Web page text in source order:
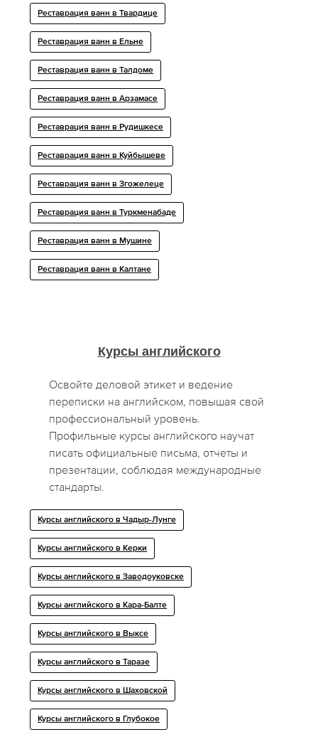
Реставрация ванн в Твардице
Реставрация ванн в Ельне
Реставрация ванн в Талдоме
Реставрация ванн в Арзамасе
Реставрация ванн в Рудишкесе
Реставрация ванн в Куйбышеве
Реставрация ванн в Згожелеце
Реставрация ванн в Туркменабаде
Реставрация ванн в Мушине
Реставрация ванн в Калтане
Курсы английского
Освойте деловой этикет и ведение
переписки на английском, повышая свой
профессиональный уровень.
Профильные курсы английского научат
писать официальные письма, отчеты и
презентации, соблюдая международные
стандарты.
Курсы английского в Чадыр-Лунге
Курсы английского в Керки
Курсы английского в Заводоуковске
Курсы английского в Кара-Балте
Курсы английского в Выксе
Курсы английского в Таразе
Курсы английского в Шаховской
Курсы английского в Глубокое